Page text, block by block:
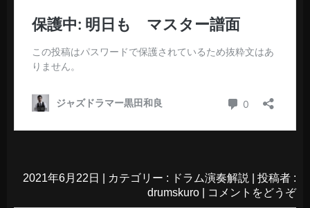
2021年6月22日 カテゴリー : ドラム演奏解説
投稿者 :
drumskuro
コメントをどうぞ